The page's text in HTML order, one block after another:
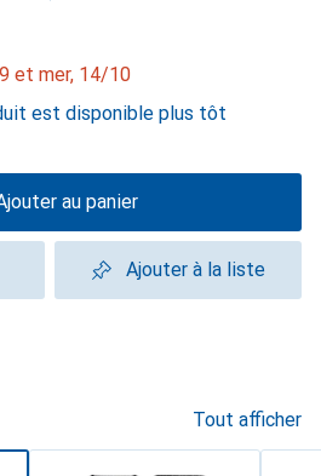
et mer, 14/10
est disponible plus tôt
au panier
Ajouter à la liste
Tout afficher